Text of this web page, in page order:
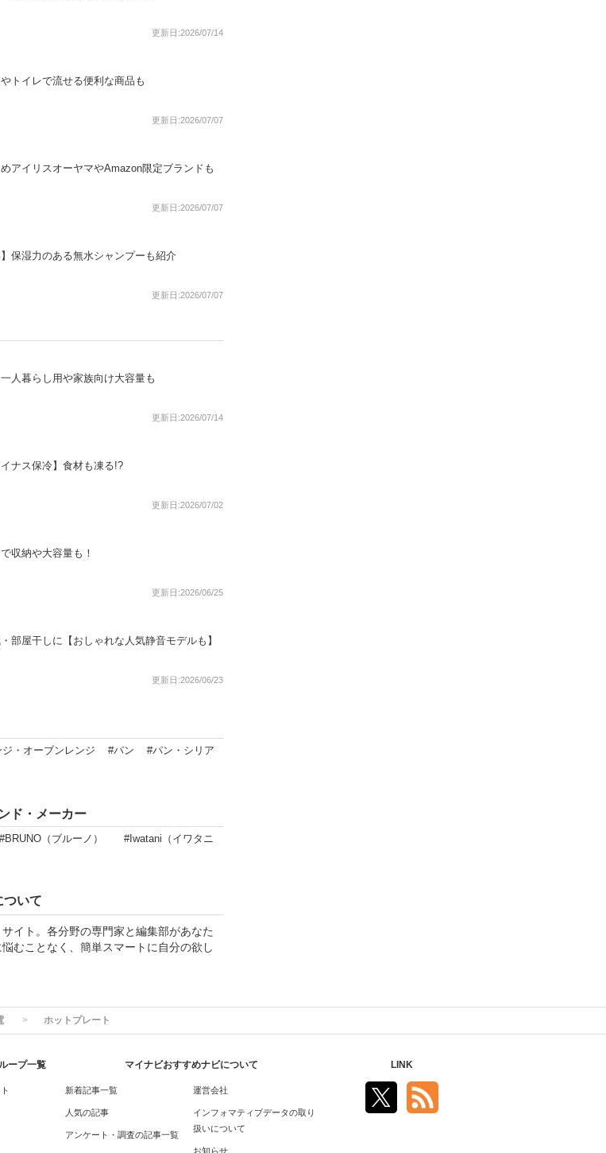
更新日:2026/07/14
トイレで流せる便利な商品も
更新日:2026/07/07
アイリスオーヤマやAmazon限定ブランドも
更新日:2026/07/07
保湿力のある無水シャンプーも紹介
更新日:2026/07/07
人暮らし用や家族向け大容量も
更新日:2026/07/14
ナス保冷】食材も凍る!?
更新日:2026/07/02
収納や大容量も！
更新日:2026/06/25
部屋干しに【おしゃれな人気静音モデルも】
更新日:2026/06/23
・オーブンレンジ #パン
#パン・シリア
ド・メーカー
#BRUNO（ブルーノ）
#Iwatani（イワタニ
ついて
イト。各分野の専門家と編集部があなた
むことなく、簡単スマートに自分の欲し
ホットプレート
ープ一覧 マイナビおすすめナビについて
新着記事一覧
人気の記事
アンケート・調査の記事一覧
運営会社
インフォマティブデータの取り
扱いについて
お知らせ
LINK